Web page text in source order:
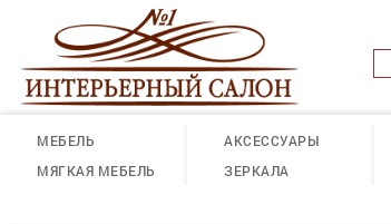
МЕБЕЛЬ
МЯГКАЯ МЕБЕЛЬ
АКСЕССУАРЫ
ЗЕРКАЛА